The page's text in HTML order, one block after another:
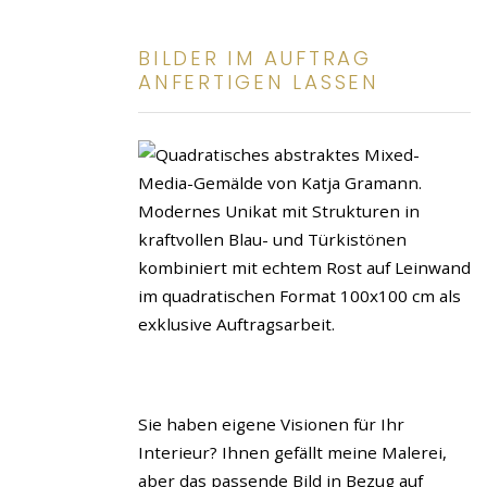
BILDER IM AUFTRAG
ANFERTIGEN LASSEN
Sie haben eigene Visionen für Ihr
Interieur? Ihnen gefällt meine Malerei,
aber das passende Bild in Bezug auf